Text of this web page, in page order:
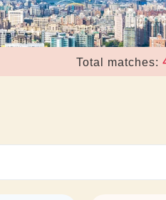
Total matches: 41,243